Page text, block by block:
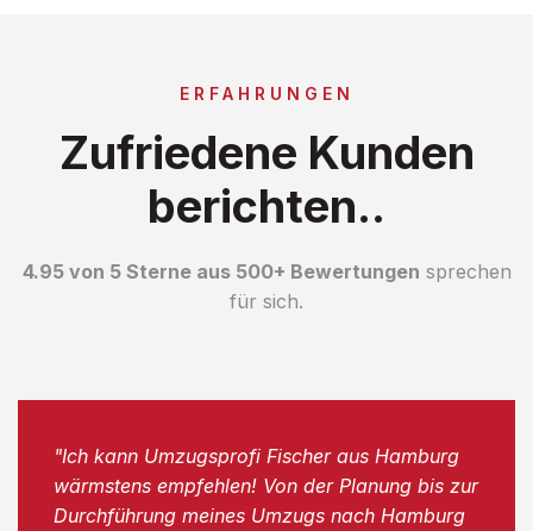
ERFAHRUNGEN
Zufriedene Kunden
berichten..
4.95 von 5 Sterne aus 500+ Bewertungen sprechen
für sich.
"Ich kann Umzugsprofi Fischer aus Hamburg
wärmstens empfehlen! Von der Planung bis zur
Durchführung meines Umzugs nach Hamburg